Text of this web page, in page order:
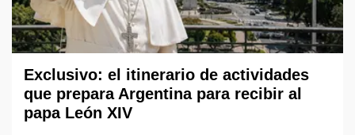
Exclusivo: el itinerario de actividades
que prepara Argentina para recibir al
papa León XIV